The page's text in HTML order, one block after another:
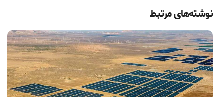
نوشته‌های مرتبط